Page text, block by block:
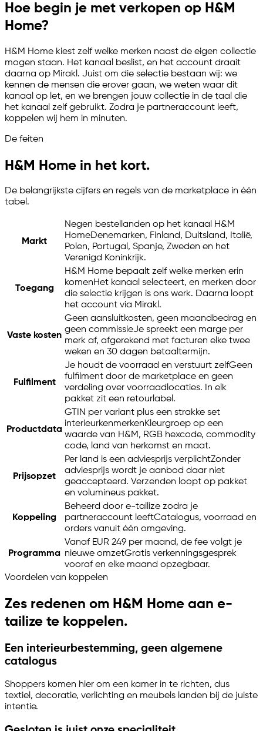
Hoe begin je met verkopen op H&M
Home?
H&M Home kiest zelf welke merken naast de eigen collectie
mogen staan. Het kanaal beslist, en het account draait
daarna op Mirakl. Juist om die selectie bestaan wij: we
kennen de mensen die erover gaan, we weten waar dit
kanaal op let, en we brengen jouw collectie in de taal die
het kanaal zelf gebruikt. Zodra je partneraccount leeft,
koppelen wij hem in minuten.
De feiten
H&M Home in het kort.
De belangrijkste cijfers en regels van de marketplace in één
tabel.
Markt
Negen bestellanden op het kanaal H&M
HomeDenemarken, Finland, Duitsland, Italië,
Polen, Portugal, Spanje, Zweden en het
Verenigd Koninkrijk.
Toegang
H&M Home bepaalt zelf welke merken erin
komenHet kanaal selecteert, en merken door
die selectie krijgen is ons werk. Daarna loopt
het account via Mirakl.
Vaste kosten
Geen aansluitkosten, geen maandbedrag en
geen commissieJe spreekt een marge per
merk af, afgerekend met facturen elke twee
weken en 30 dagen betaaltermijn.
Fulfilment
Je houdt de voorraad en verstuurt zelfGeen
fulfilment door de marketplace en geen
verdeling over voorraadlocaties. In elk
pakket zit een retourlabel.
Productdata
GTIN per variant plus een strakke set
interieurkenmerkenKleurgroep op een
waarde van H&M, RGB hexcode, commodity
code, land van herkomst en maat.
Prijsopzet
Per land is een adviesprijs verplichtZonder
adviesprijs wordt je aanbod daar niet
geaccepteerd. Verzenden loopt op pakket
en volumineus pakket.
Koppeling
Beheerd door e-tailize zodra je
partneraccount leeftCatalogus, voorraad en
orders vanuit één omgeving.
Programma
Vanaf EUR 249 per maand, de fee volgt je
nieuwe omzetGratis verkenningsgesprek
vooraf en elke maand opzegbaar.
Voordelen van koppelen
Zes redenen om H&M Home aan e-
tailize te koppelen.
Een interieurbestemming, geen algemene
catalogus
Shoppers komen hier om een kamer in te richten, dus
textiel, decoratie, verlichting en meubels landen bij de juiste
intentie.